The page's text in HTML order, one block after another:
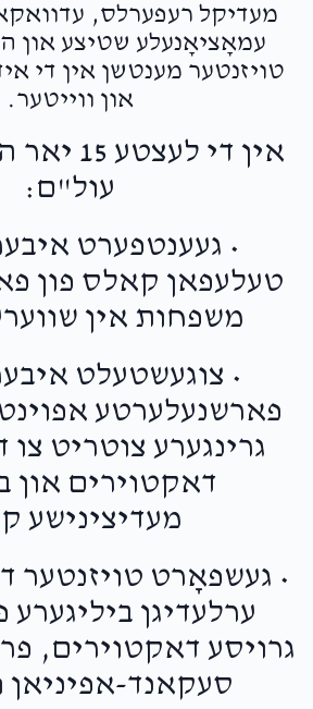
מעדיקל רעפערלס,
עמאָציאָנעלע שטיצע און
טויזנטער מענטשן אין די
און ווייטער.
עול"ם:
טעלעפאן קאלס פון
משפחות אין
פארשנעלערטע
גרינגערע צוטריט צו
דאקטוירים און
מעדיצינישע
• געשפאָרט טויזנטער
ערלעדיגן ביליגערע
גרויסע דאקטוירים,
סעקאנד-אפיניאן